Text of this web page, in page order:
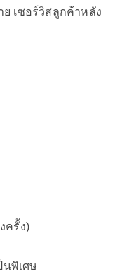
เซอร์วิสลูกค้าหลัง
ครั้ง)
พิเศษ